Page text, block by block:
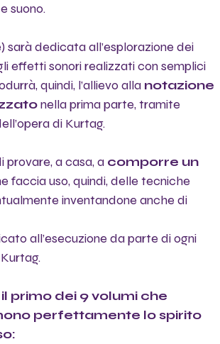
suono.
sarà dedicata all’esplorazione dei
effetti sonori realizzati con semplici
quindi, l’allievo alla notazione
nella prima parte, tramite
di Kurtag.
provare, a casa, a comporre un
faccia uso, quindi, delle tecniche
inventandone anche di
all’esecuzione da parte di ogni
primo dei 9 volumi che
perfettamente lo spirito